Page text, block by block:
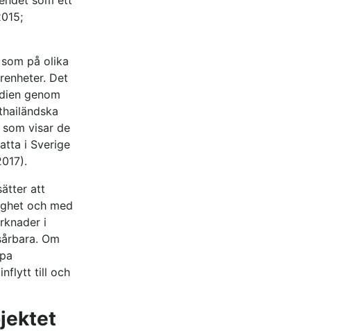
på olika
Det
genom
visar de
i Sverige
att
och med
i
Om
inflytt till och